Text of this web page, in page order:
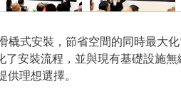
橇式安裝，節省空間的同時最大
了安裝流程，並與現有基礎設施
理想選擇。